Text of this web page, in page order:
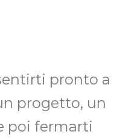
pronto a
progetto, un
poi fermarti